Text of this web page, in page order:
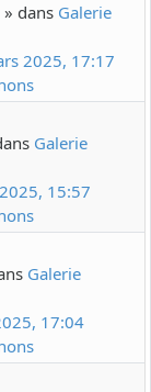
dans Galerie
2025, 17:17
Galerie
15:57
Galerie
17:04